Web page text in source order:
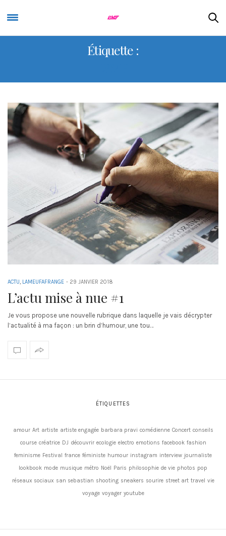
Étiquette :
ACTU, LAMEUFAFRANGE - 29 JANVIER 2018
L’actu mise à nue #1
Je vous propose une nouvelle rubrique dans laquelle je vais décrypter
l’actualité à ma façon : un brin d’humour, une tou…
ÉTIQUETTES
amour Art artiste artiste engagée barbara pravi comédienne Concert conseils
course créatrice DJ découvrir ecologie electro emotions facebook fashion
feminisme Festival france féministe humour instagram interview journaliste
lookbook mode musique métro Noël Paris philosophie de vie photos pop
réseaux sociaux san sebastian shooting sneakers sourire street art travel vie
voyage voyager youtube